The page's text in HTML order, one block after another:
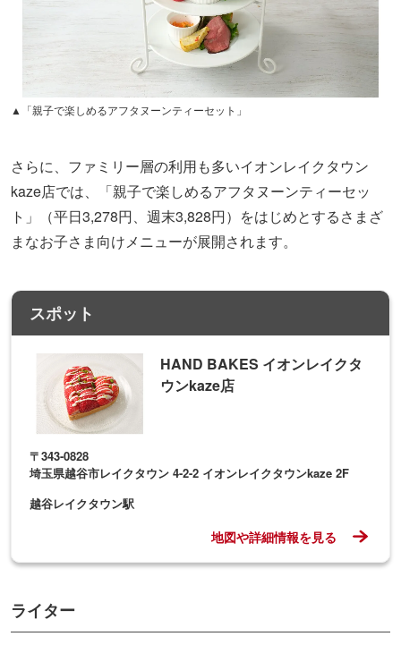
▲「親子で楽しめるアフタヌーンティーセット」
さらに、ファミリー層の利用も多いイオンレイクタウン
kaze店では、「親子で楽しめるアフタヌーンティーセッ
ト」（平日3,278円、週末3,828円）をはじめとするさまざ
まなお子さま向けメニューが展開されます。
スポット
HAND BAKES イオンレイクタ
ウンkaze店
〒343-0828
埼玉県越谷市レイクタウン 4-2-2 イオンレイクタウンkaze 2F
越谷レイクタウン駅
地図や詳細情報を見る
ライター